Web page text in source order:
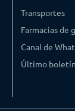
Transportes
Farmacias de
Canal de
Último boletín